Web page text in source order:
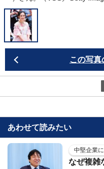
この写
あわせて読みたい
中堅企業
なぜ複雑